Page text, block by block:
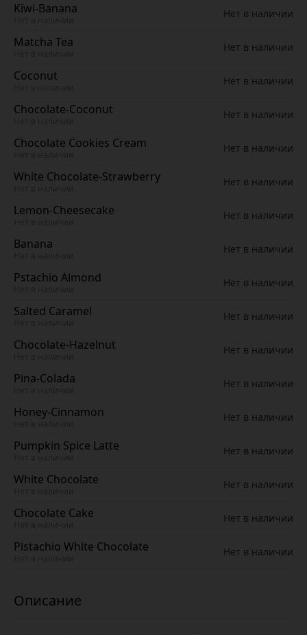
Kiwi-Banana Нет в наличии
Matcha Tea Нет в наличии
Coconut Нет в наличии
Chocolate-Coconut Нет в наличии
Chocolate Cookies Cream Нет в наличии
White Chocolate-Strawberry Нет в наличии
Lemon-Cheesecake Нет в наличии
Banana Нет в наличии
Pstachio Almond Нет в наличии
Salted Caramel Нет в наличии
Chocolate-Hazelnut Нет в наличии
Pina-Colada Нет в наличии
Honey-Cinnamon Нет в наличии
Pumpkin Spice Latte Нет в наличии
White Chocolate Нет в наличии
Chocolate Cake Нет в наличии
Pistachio White Chocolate Нет в наличии